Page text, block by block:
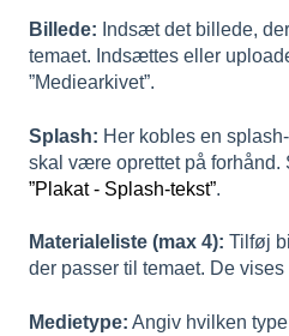
Billede: Indsæt det billede,
temaet. Indsættes eller
”Mediearkivet”.
Splash: Her kobles en
skal være oprettet på forhånd.
”Plakat - Splash-tekst”.
Materialeliste (max 4): Tilføj
der passer til temaet. De
Medietype: Angiv hvilken